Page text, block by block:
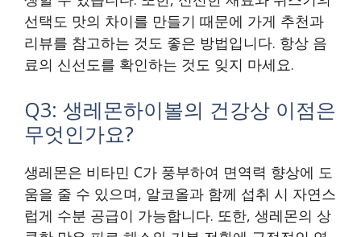
선택도 맛의 차이를 만들기 때문에 가게 추천과
리뷰를 참고하는 것도 좋은 방법입니다. 항상 음
료의 신선도를 확인하는 것도 잊지 마세요.
Q3: 생레몬하이볼의 건강상 이점은
무엇인가요?
생레몬은 비타민 C가 풍부하여 면역력 향상에 도
움을 줄 수 있으며, 알코올과 함께 섭취 시 자연스
럽게 수분 공급이 가능합니다. 또한, 생레몬의 상